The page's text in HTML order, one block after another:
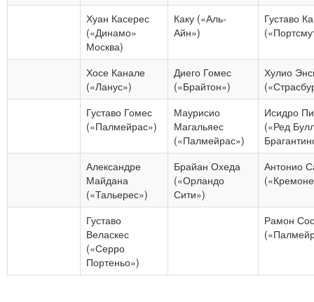
Хуан Касерес
(«Динамо»
Москва)
Каку («Аль-
Айн»)
Густаво
Хосе Канале
(«Ланус»)
Диего Гомес
(«Брайтон»)
Хулио
Густаво Гомес
(«Палмейрас»)
Маурисио
Магальяес
(«Палмейрас»)
Исидро
(«Ред
Александре
Майдана
(«Тальерес»)
Брайан Охеда
(«Орландо
Сити»)
Антонио
Густаво
Веласкес
(«Серро
Портеньо»)
Рамон